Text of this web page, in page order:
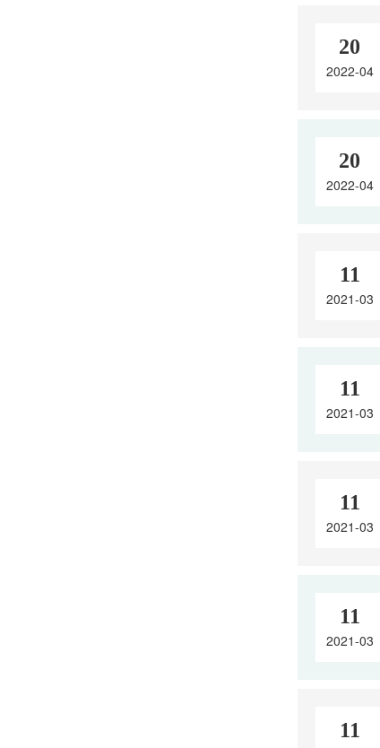
20
2022-04
20
2022-04
11
2021-03
11
2021-03
11
2021-03
11
2021-03
11